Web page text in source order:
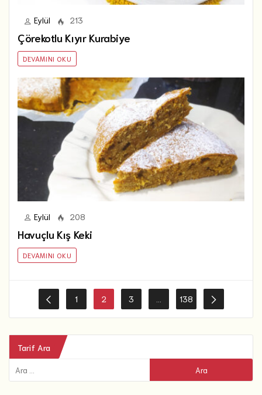
Eylül 213
Çörekotlu Kıyır Kurabiye
DEVAMINI OKU
Eylül 208
Havuçlu Kış Keki
DEVAMINI OKU
1 2 3 138
Tarif Ara